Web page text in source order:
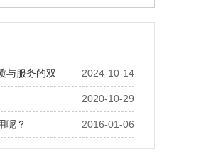
2024-10-14
与服务的双
2020-10-29
2016-01-06
呢？